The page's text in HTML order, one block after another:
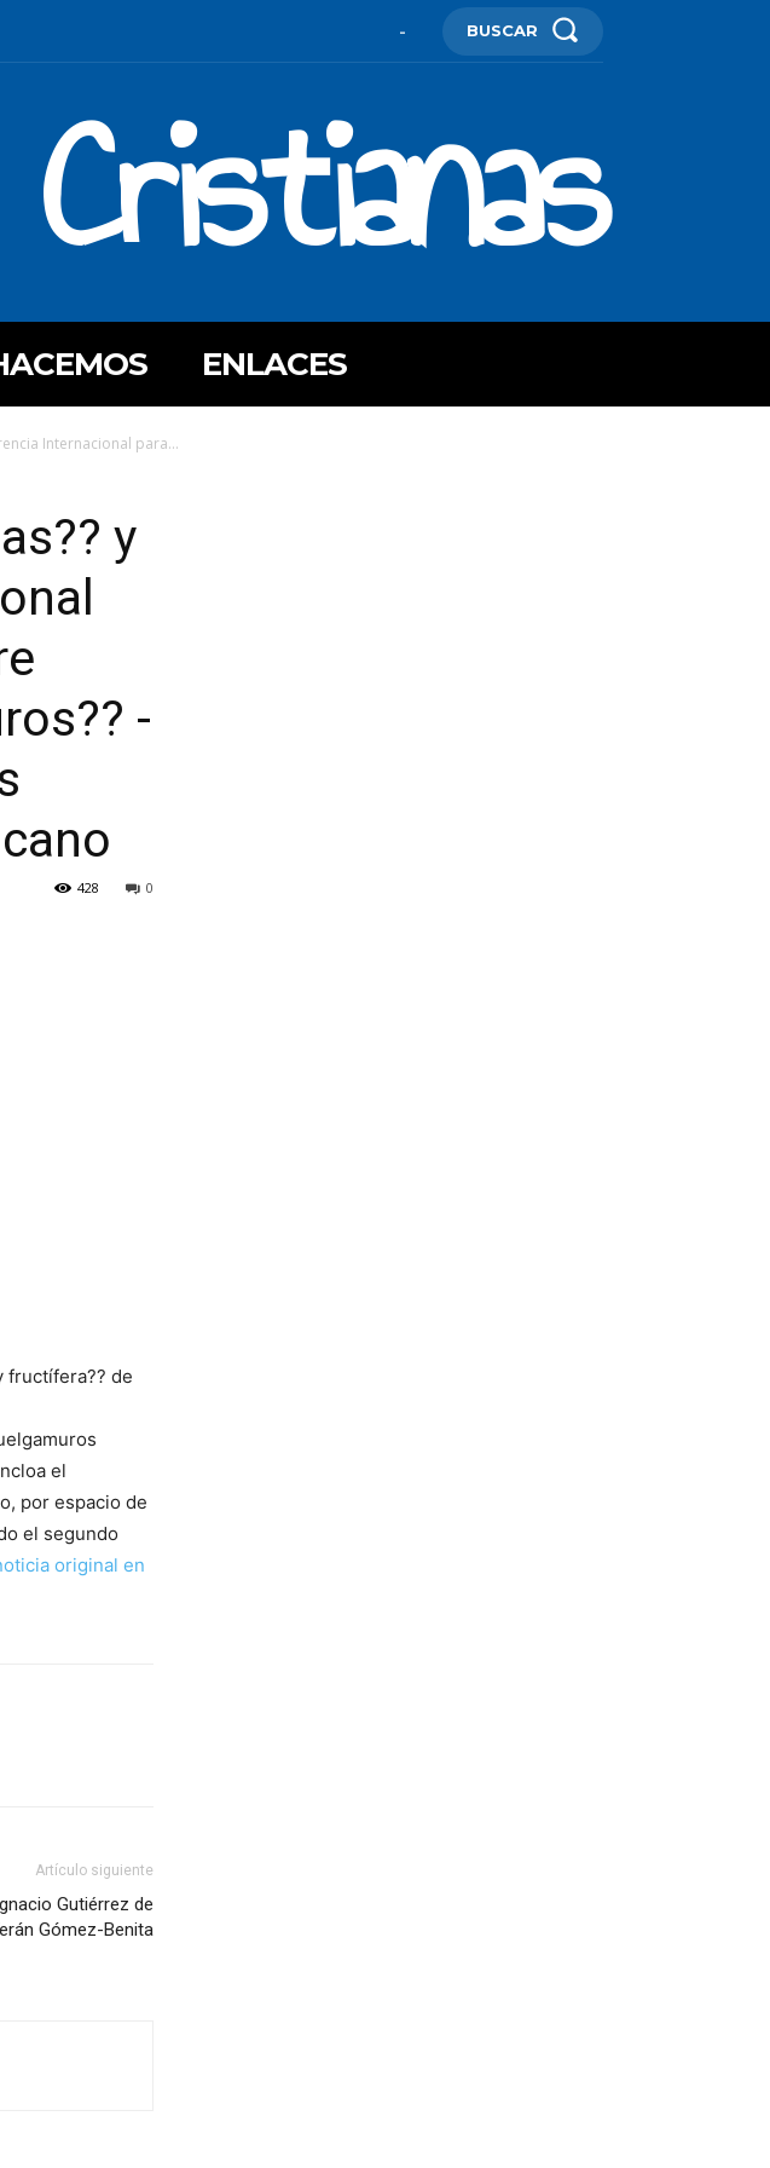
- BUSCAR
ENLACES
Internacional para...
y
-
0
428
fructífera?? de
el
por espacio de
el segundo
original en
Artículo siguiente
Gutiérrez de
Gómez-Benita